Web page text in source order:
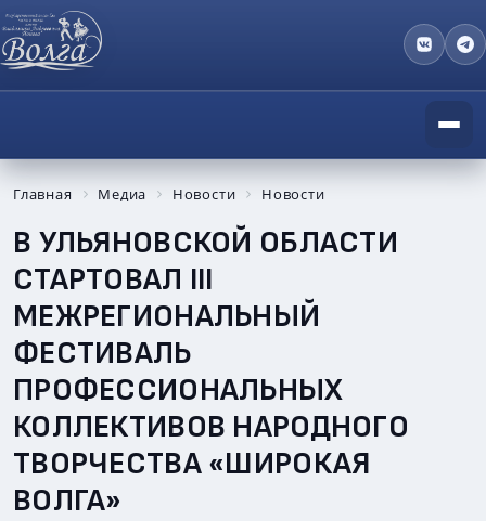
Главная Медиа Новости Новости
В УЛЬЯНОВСКОЙ ОБЛАСТИ
СТАРТОВАЛ III
МЕЖРЕГИОНАЛЬНЫЙ
ФЕСТИВАЛЬ
ПРОФЕССИОНАЛЬНЫХ
КОЛЛЕКТИВОВ НАРОДНОГО
ТВОРЧЕСТВА «ШИРОКАЯ
ВОЛГА»